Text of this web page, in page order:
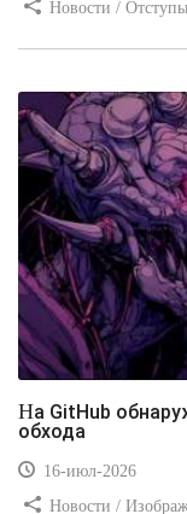
Новости /
На GitHub обнаружили фальшивые утилиты для
обхода
16-июл-2026
Новости /